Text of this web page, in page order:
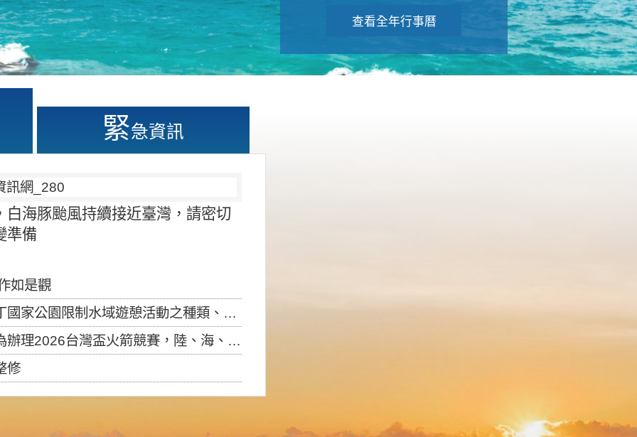
查看全年行事曆
緊急資訊
海豚颱風持續接近臺灣，請密切
準備
如是觀
制水域遊憩活動之種類、範圍、時間及行為」，自即日生效。
盃火箭競賽，陸、海、空域警戒及協調相關事宜，因颱風備案事宜
修